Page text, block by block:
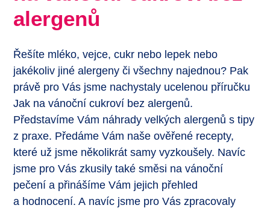
alergenů
Řešíte mléko, vejce, cukr nebo lepek nebo
jakékoliv jiné alergeny či všechny najednou? Pak
právě pro Vás jsme nachystaly ucelenou příručku
Jak na vánoční cukroví bez alergenů.
Představíme Vám náhrady velkých alergenů s tipy
z praxe. Předáme Vám naše ověřené recepty,
které už jsme několikrát samy vyzkoušely. Navíc
jsme pro Vás zkusily také směsi na vánoční
pečení a přinášíme Vám jejich přehled
a hodnocení. A navíc jsme pro Vás zpracovaly